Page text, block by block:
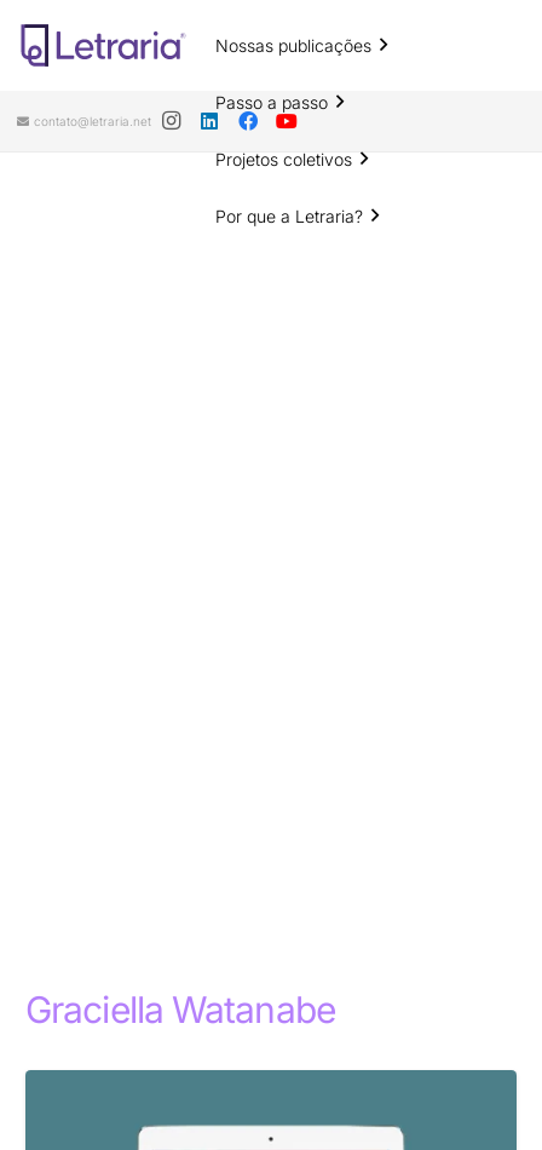
Nossas publicações
Passo a passo
Projetos coletivos
Por que a Letraria?
contato@letraria.net
Graciella Watanabe